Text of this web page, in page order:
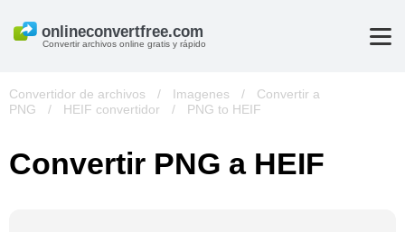
Convertir archivos online gratis y rápido
Convertidor de archivos / Imagenes /
Convertir a
PNG
/ HEIF convertidor / PNG to HEIF
Convertir PNG a HEIF